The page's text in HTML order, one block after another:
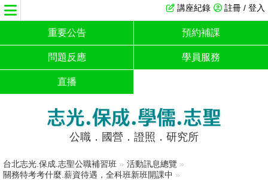
註冊 / 登入
講座紀錄
重要公告 預約補課
問題反應 學員服務
直播
志光.保成.學儒.志聖
公職．國營．證照．研究所
台北志光.保成.志聖公職補習班 » 活動訊息總覽 »
關務特考考什麼.薪資待遇，全科班新班開課中 »